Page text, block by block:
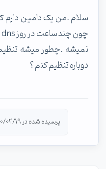
دوباره تنظیم کنم ؟
پرسیده شده در 1400/02/19 توسط